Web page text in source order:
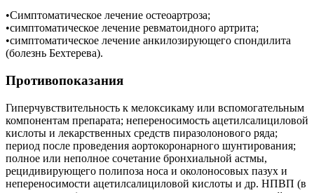
•Симптоматическое лечение остеоартроза;
•симптоматическое лечение ревматоидного артрита;
•симптоматическое лечение анкилозирующего спондилита
(болезнь Бехтерева).
Противопоказания
Гиперчувствительность к мелоксикаму или вспомогательным
компонентам препарата; непереносимость ацетилсалициловой
кислоты и лекарственных средств пиразолонового ряда;
период после проведения аортокоронарного шунтирования;
полное или неполное сочетание бронхиальной астмы,
рецидивирующего полипоза носа и околоносовых пазух и
непереносимости ацетилсалициловой кислоты и др. НПВП (в